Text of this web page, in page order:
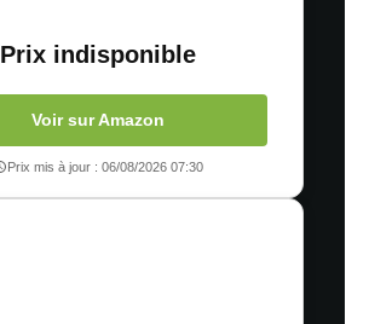
Prix indisponible
Voir sur Amazon
Prix mis à jour : 06/08/2026 07:30